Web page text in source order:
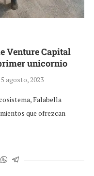
Venture Capital
unicornio
5 agosto, 2023
Falabella
que ofrezcan